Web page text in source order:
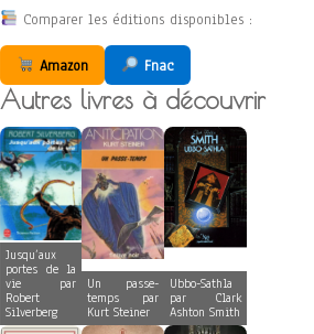
Comparer les éditions disponibles :
Amazon Fnac
Autres livres à découvrir
Jusqu’aux
portes de la
vie par
Robert
Silverberg
Un passe-
temps par
Kurt Steiner
Ubbo-Sathla
par Clark
Ashton Smith